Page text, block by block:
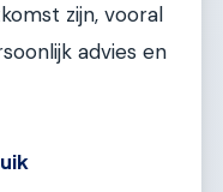
zijn, vooral
advies en